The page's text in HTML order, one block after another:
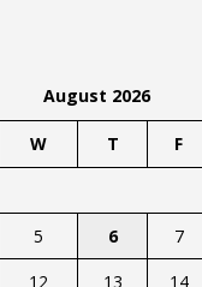
August 2026
W T F
5 6 7
12 13 14